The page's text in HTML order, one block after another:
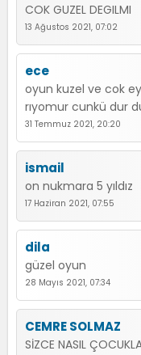
COK GUZEL DEGILMI
13 Ağustos 2021, 07:02
ece
oyun kuzel ve cok
rıyomur cunkü dur
31 Temmuz 2021, 20:20
ismail
on nukmara 5 yıldız
17 Haziran 2021, 07:55
dila
güzel oyun
28 Mayıs 2021, 07:34
CEMRE SOLMAZ
SİZCE NASIL